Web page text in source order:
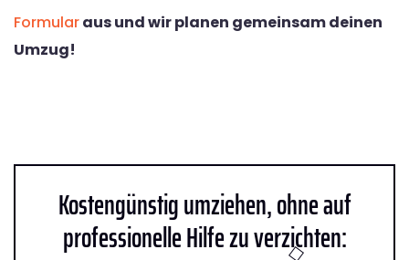
Formularaus und wir planen gemeinsam deinen
Umzug!
Kostengünstig umziehen, ohne auf
professionelle Hilfe zu verzichten: